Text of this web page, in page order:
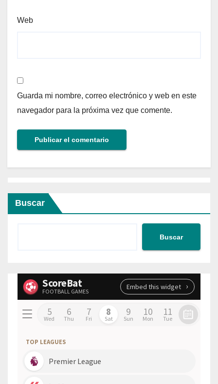
Web
Guarda mi nombre, correo electrónico y web en este
navegador para la próxima vez que comente.
Buscar
Buscar